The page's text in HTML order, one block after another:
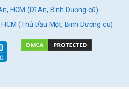
HCM (Dĩ An, Bình Dương cũ)
HCM (Thủ Dầu Một, Bình Dương cũ)